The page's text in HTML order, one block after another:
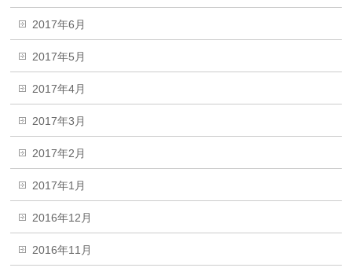
2017年6月
2017年5月
2017年4月
2017年3月
2017年2月
2017年1月
2016年12月
2016年11月